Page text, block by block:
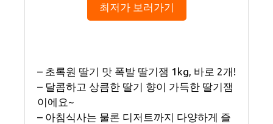
최저가 보러가기
– 초록원 딸기 맛 폭발 딸기잼 1kg, 바로 2개!
– 달콤하고 상큼한 딸기 향이 가득한 딸기잼
이에요~
– 아침식사는 물론 디저트까지 다양하게 즐